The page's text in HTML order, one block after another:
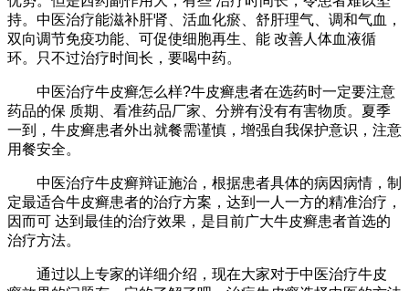
持。中医治疗能滋补肝肾、活血化瘀、舒肝理气、调和气血，
双向调节免疫功能、可促使细胞再生、能 改善人体血液循
环。只不过治疗时间长，要喝中药。
中医治疗牛皮癣怎么样?牛皮癣患者在选药时一定要注意
药品的保 质期、看准药品厂家、分辨有没有有害物质。夏季
一到，牛皮癣患者外出就餐需谨慎，增强自我保护意识，注意
用餐安全。
中医治疗牛皮癣辩证施治，根据患者具体的病因病情，制
定最适合牛皮癣患者的治疗方案，达到一人一方的精准治疗，
因而可 达到最佳的治疗效果，是目前广大牛皮癣患者首选的
治疗方法。
通过以上专家的详细介绍，现在大家对于中医治疗牛皮